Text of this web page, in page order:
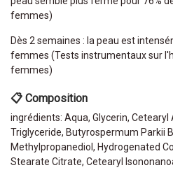
femmes)
Dès 2 semaines : la peau est
femmes (Tests instrumentaux sur
femmes)
📋 Composition
ingrédients: Aqua, Glycerin,
Triglyceride, Butyrospermum Parkii
Methylpropanediol, Hydrogenated
Stearate Citrate, Cetearyl